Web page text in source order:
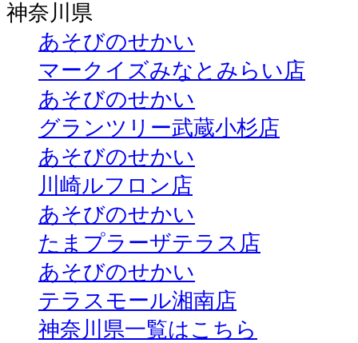
神奈川県
あそびのせかい
マークイズみなとみらい店
あそびのせかい
グランツリー武蔵小杉店
あそびのせかい
川崎ルフロン店
あそびのせかい
たまプラーザテラス店
あそびのせかい
テラスモール湘南店
神奈川県一覧はこちら